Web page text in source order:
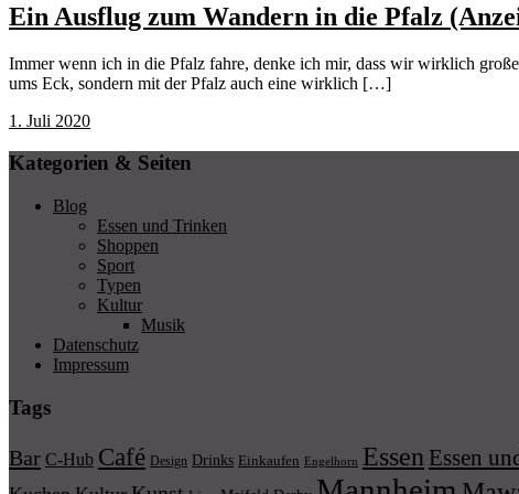
Ein Ausflug zum Wandern in die Pfalz
Immer wenn ich in die Pfalz fahre, denke ich mir, dass wir wirklich
ums Eck, sondern mit der Pfalz auch eine wirklich […]
1. Juli 2020
Kategorien & Seiten
Blog
Essen und Trinken
Shoppen
Sport
Typen
Kultur
Musik
Datenschutz
Impressum
Tags
Bar C-Hub Café Design Drinks Einkaufen Engelhorn Essen Essen